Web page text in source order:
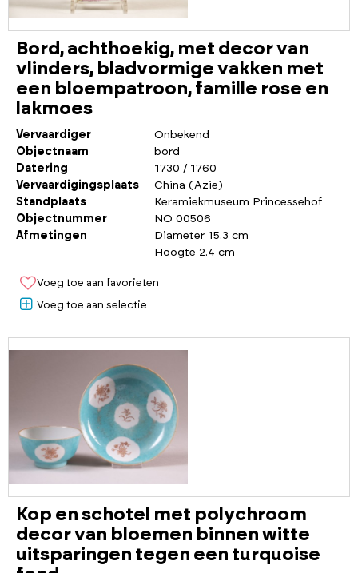
Bord, achthoekig, met decor van
vlinders, bladvormige vakken met
een bloempatroon, famille rose en
lakmoes
Vervaardiger
Onbekend
Objectnaam
bord
Datering
1730 / 1760
Vervaardigingsplaats
China (Azië)
Standplaats
Keramiekmuseum Princessehof
Objectnummer
NO 00506
Afmetingen
Diameter 15.3 cm
Hoogte 2.4 cm
Voeg toe aan favorieten
Voeg toe aan selectie
Kop en schotel met polychroom
decor van bloemen binnen witte
uitsparingen tegen een turquoise